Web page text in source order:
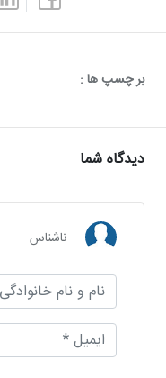
بر چسپ ها :
دیدگاه شما
ناشناس